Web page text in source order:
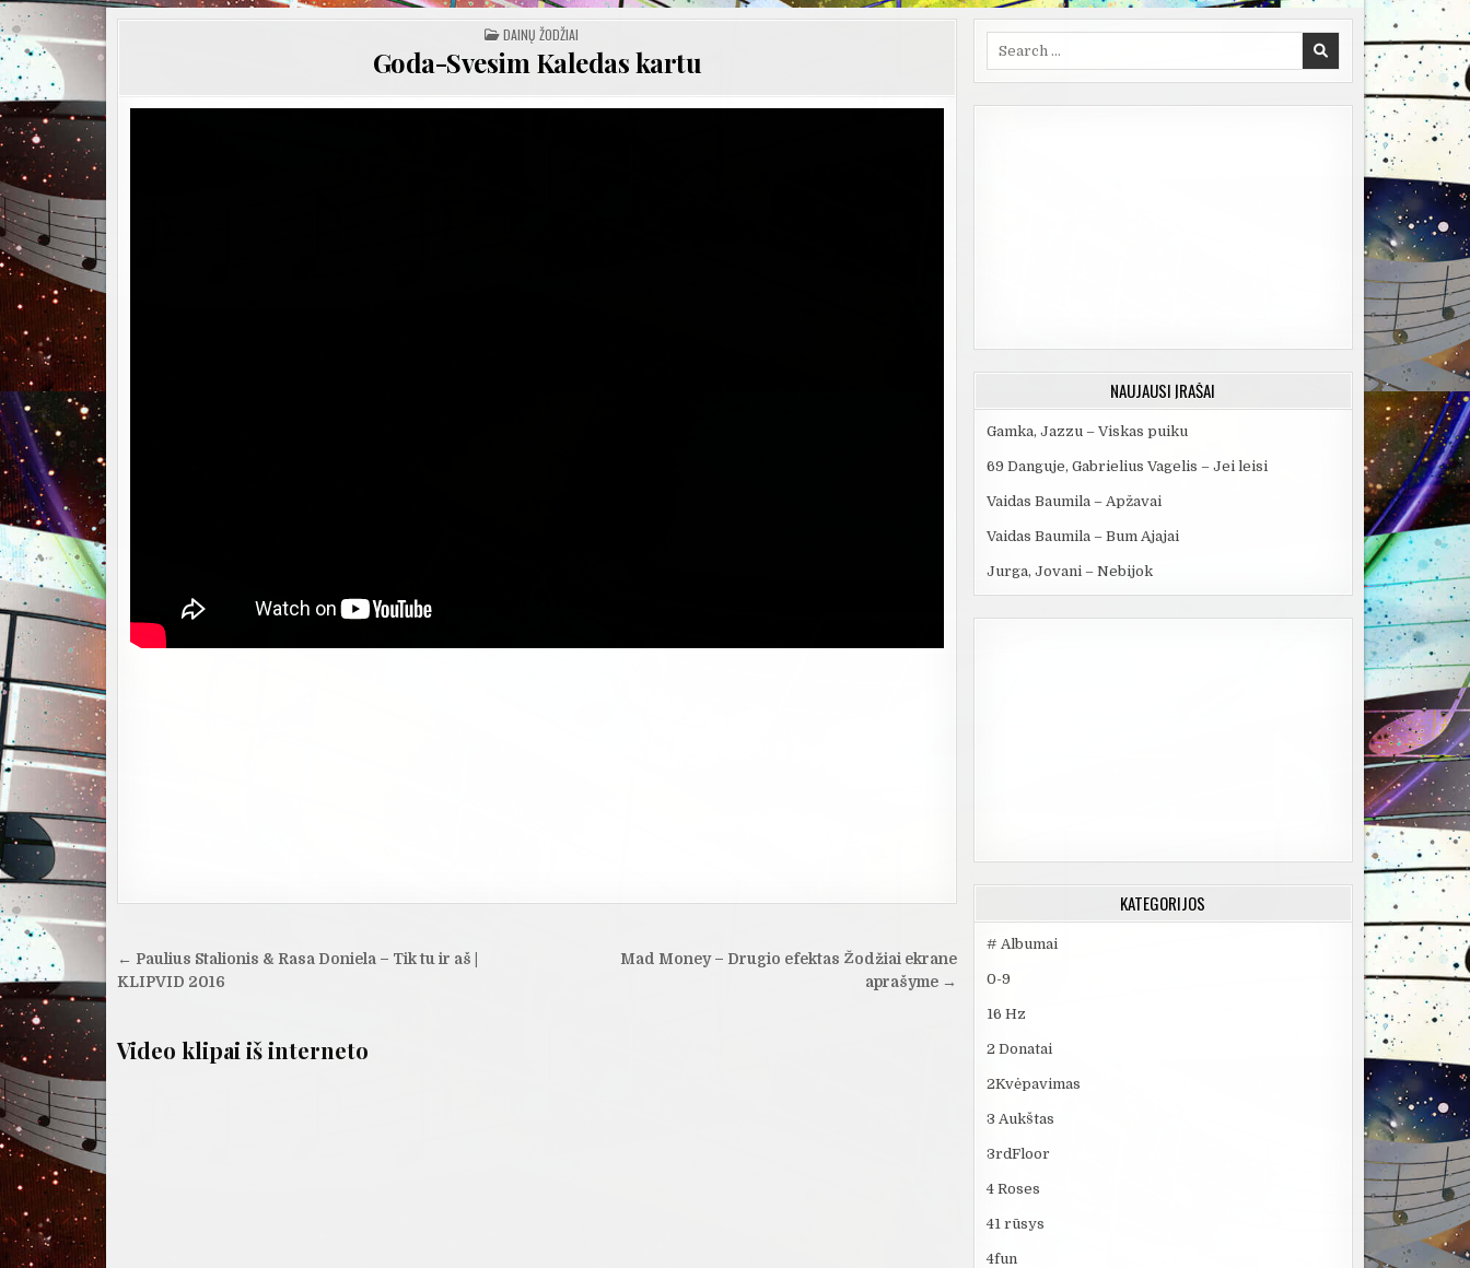
POSTED
IN
DAINŲ ŽODŽIAI
Goda-Svesim Kaledas kartu
Navigacija
tarp
Mad Money – Drugio efektas Žodžiai ekrane
aprašyme →
← Paulius Stalionis & Rasa Doniela – Tik tu ir aš |
KLIPVID 2016
Video klipai iš interneto
NAUJAUSI ĮRAŠAI
Gamka, Jazzu – Viskas puiku
69 Danguje, Gabrielius Vagelis – Jei leisi
Vaidas Baumila – Apžavai
Vaidas Baumila – Bum Ajajai
Jurga, Jovani – Nebijok
KATEGORIJOS
# Albumai
0-9
16 Hz
2 Donatai
2Kvėpavimas
3 Aukštas
3rdFloor
4 Roses
41 rūsys
4fun